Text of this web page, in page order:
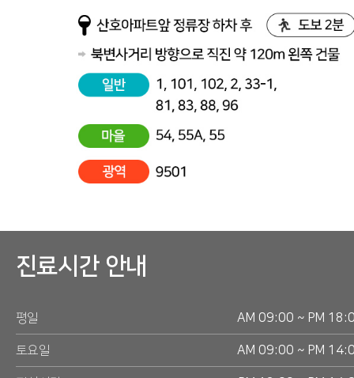
진료시간 안내
평일 AM 09:00 ~ PM
토요일 AM 09:00 ~ PM